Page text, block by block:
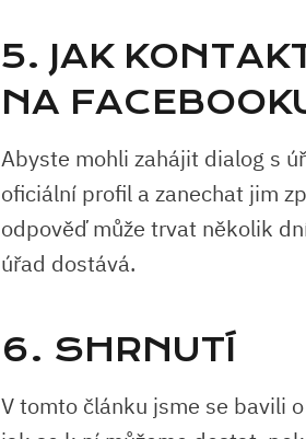
5. JAK
NA
Abyste mohli zahájit dialog s
oficiální profil a zanechat jim
odpověď může trvat několik
úřad dostává.
6. SHRNUTÍ
V tomto článku jsme se bavili